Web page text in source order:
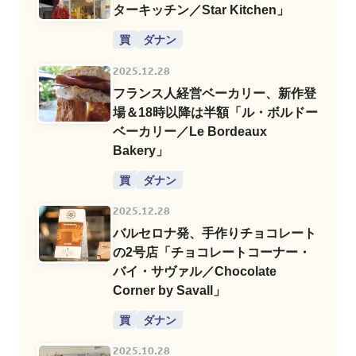
ターキッチン／Star Kitchen」
買 ダナン
2025.12.28
フランス人経営ベーカリー、新作登
場＆18時以降は半額「ル・ボルドー
ベーカリー／Le Bordeaux
Bakery」
買 ダナン
2025.12.28
バルセロナ発、手作りチョコレート
の2号店「チョコレートコーナー・
バイ・サヴァル／Chocolate
Corner by Savall」
買 ダナン
2025.10.28